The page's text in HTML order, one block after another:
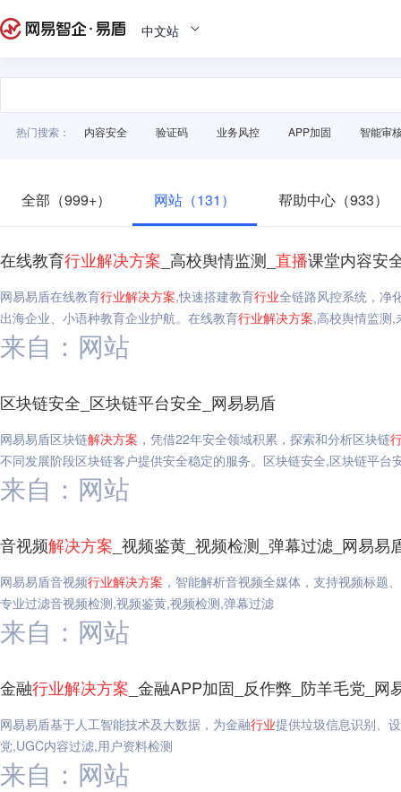
中文站
热门搜索： 内容安全 验证码 业务风控 APP加固 智能审
全部（999+） 网站（131） 帮助中心（933）
在线教育行业解决方案 _高校舆情监测_ 直播课堂内容安
网易易盾在线教育行业解决方案,快速搭建教育行业全链路风控系统，净
出海企业、小语种教育企业护航。在线教育行业解决方案,高校舆情监测,
来自：网站
区块链安全_区块链平台安全_网易易盾
网易易盾区块链解决方案 ，凭借22年安全领域积累，探索和分析区块链
不同发展阶段区块链客户提供安全稳定的服务。区块链安全,区块链平台
来自：网站
音视频解决方案 _视频鉴黄_视频检测_弹幕过滤_网易易
网易易盾音视频行业解决方案 ，智能解析音视频全媒体，支持视频标题
专业过滤音视频检测,视频鉴黄,视频检测,弹幕过滤
来自：网站
金融行业解决方案 _金融APP加固_反作弊_防羊毛党_网
网易易盾基于人工智能技术及大数据，为金融行业提供垃圾信息识别、
党,UGC内容过滤,用户资料检测
来自：网站